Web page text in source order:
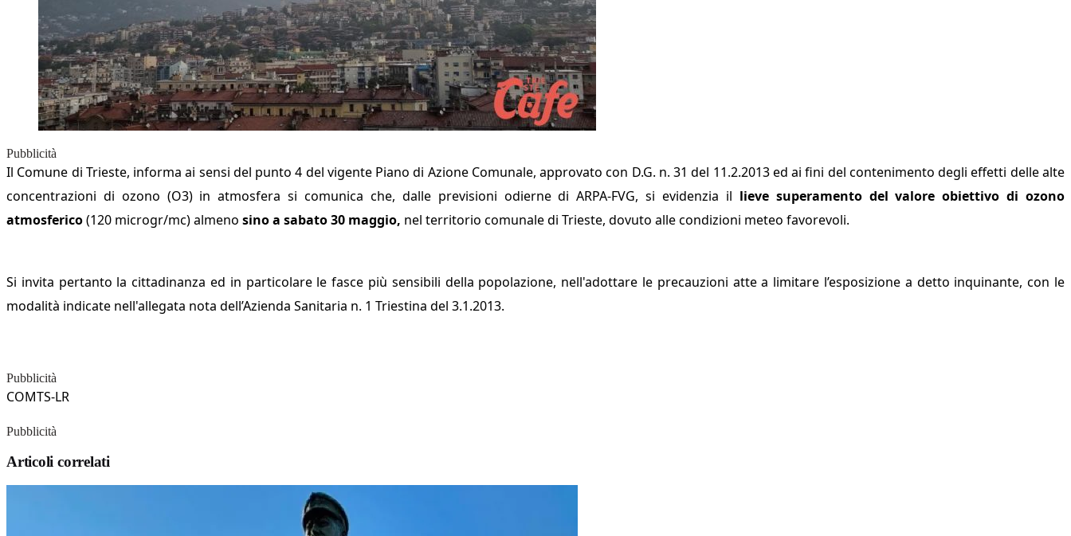
Pubblicità
Il Comune di Trieste, informa ai sensi del punto 4 del vigente Piano di Azione Comunale, approvato con D.G. n. 31 del 11.2.2013 ed ai fini del contenimento degli effetti delle alte
concentrazioni di ozono (O3) in atmosfera si comunica che, dalle previsioni odierne di ARPA-FVG, si evidenzia il lieve superamento del valore obiettivo di ozono
atmosferico(120 microgr/mc) almeno sino a sabato 30 maggio, nel territorio comunale di Trieste, dovuto alle condizioni meteo favorevoli.
Si invita pertanto la cittadinanza ed in particolare le fasce più sensibili della popolazione, nell'adottare le precauzioni atte a limitare l’esposizione a detto inquinante, con le
modalità indicate nell'allegata nota dell’Azienda Sanitaria n. 1 Triestina del 3.1.2013.
Pubblicità
COMTS-LR
Pubblicità
Articoli correlati